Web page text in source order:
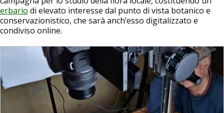
erbario di elevato interesse dal punto di vista botanico e
conservazionistico, che sarà anch’esso digitalizzato e
condiviso online.